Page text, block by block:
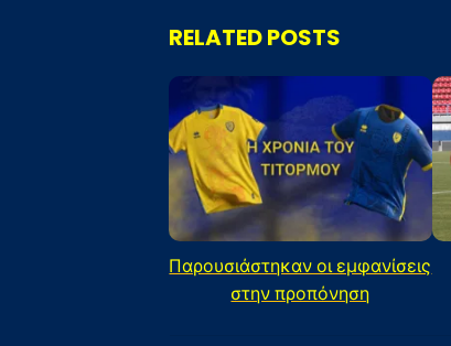
RELATED POSTS
Παρουσιάστηκαν οι εμφανίσεις
στην προπόνηση